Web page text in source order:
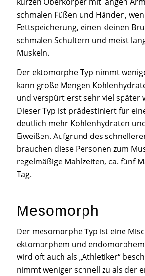
schmalen Füßen und Händen,
Fettspeicherung, einen kleinen
schmalen Schultern und meist
Muskeln.
Der ektomorphe Typ nimmt
kann große Mengen
und verspürt erst sehr viel später
Dieser Typ ist prädestiniert für
deutlich mehr Kohlenhydraten
Eiweißen. Aufgrund des
brauchen diese Personen zum
regelmäßige Mahlzeiten, ca. fünf
Tag.
Mesomorph
Der mesomorphe Typ ist eine
ektomorphem und endomorphem
wird oft auch als „Athletiker“
nimmt weniger schnell zu als der